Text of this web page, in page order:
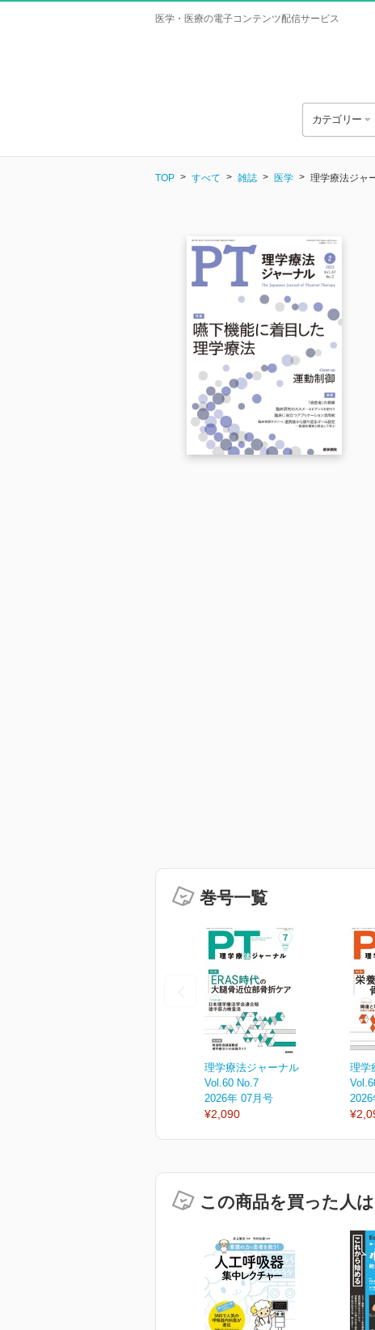
医学・医療の電子コンテンツ配信サービス
カテゴリー
TOP すべて 雑誌 医学 理学療法ジャ
巻号一覧
理学療法ジャーナル
Vol.60 No.7
2026年 07月号
¥2,090
理学
この商品を買った人